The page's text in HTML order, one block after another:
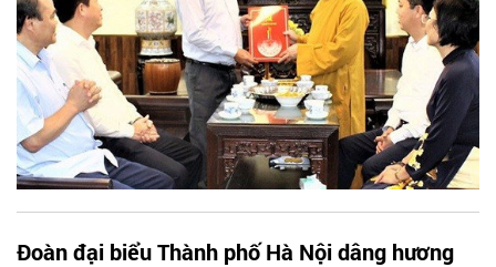
Đoàn đại biểu Thành phố Hà Nội dâng hương